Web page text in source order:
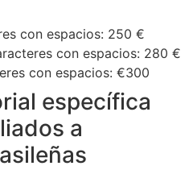
con espacios: 250 €
con espacios: 280 €
con espacios: €300
específica
a